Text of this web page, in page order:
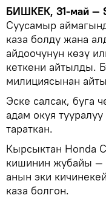
БИШКЕК, 31-май —
Суусамыр
каза болду жана
айдоочунун көзү
кеткени айтылды.
милициясынан
Эске салсак, буга
адам окуя
тараткан.
Кырсыктан Honda
кишинин жубайы —
анын эки
каза болгон.